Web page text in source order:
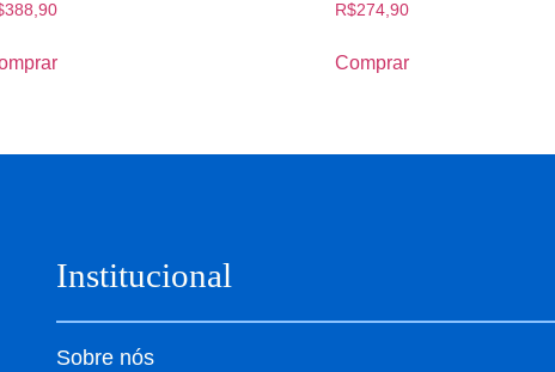
388,90 R$274,90
Comprar
Institucional
Sobre nós